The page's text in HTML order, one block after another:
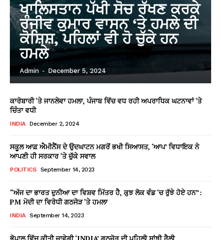
ਖਾਲਿਸਤਾਨ ਪੱਖੀ ਸੋਚ ਰੱਖਣ ਕਰਕੇ
ਰੰਜੀਵ ਕੁਮਾਰ ਵਾਸਨ ‘ਤੇ ਹਮਲੇ ਦੀ
ਕੋਸ਼ਿਸ਼, ਪਹਿਲਾਂ ਵੀ ਹੋ ਚੁੱਕੇ ਹਨ
ਹਮਲੇ
Admin - December 5, 2024
ਕਾਰੋਬਾਰੀ ‘ਤੇ ਜਾਨਲੇਵਾ ਹਮਲਾ, ਪੰਜਾਬ ਵਿੱਚ ਵਧ ਰਹੀ ਅਪਰਾਧਿਕ ਘਟਨਾਵਾਂ ‘ਤੇ
ਚਿੰਤਾ ਵਧੀ
INDIA December 2, 2024
ਸਕੂਲ ਆਫ਼ ਐਮੀਨੈਂਸ ਦੇ ਉਦਘਾਟਨ ਮਗਰੋਂ ਭਖੀ ਸਿਆਸਤ, ‘ਆਪ’ ਵਿਧਾਇਕ ਨੇ
ਆਪਣੀ ਹੀ ਸਰਕਾਰ ‘ਤੇ ਚੁੱਕੇ ਸਵਾਲ
POLITICS September 14, 2023
“ਅੱਜ ਦਾ ਭਾਰਤ ਦੁਨੀਆ ਦਾ ਵਿਸ਼ਵ ਮਿੱਤਰ ਹੈ, ਕੁਝ ਲੋਕ ਵੰਡ ‘ਚ ਰੁੱਝੇ ਹੋਏ ਹਨ”:
PM ਮੋਦੀ ਦਾ ਵਿਰੋਧੀ ਗਠਜੋੜ ‘ਤੇ ਹਮਲਾ
INDIA September 14, 2023